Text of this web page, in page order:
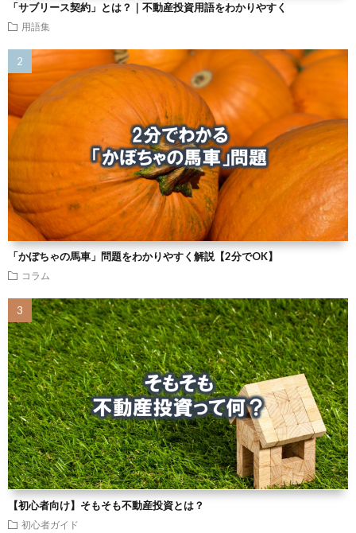
「サブリース契約」とは？｜不動産投資用語をわかりやすく
用語集
「かぼちゃの馬車」問題をわかりやすく解説【2分でOK】
コラム
【初心者向け】そもそも不動産投資とは？
初心者ガイド